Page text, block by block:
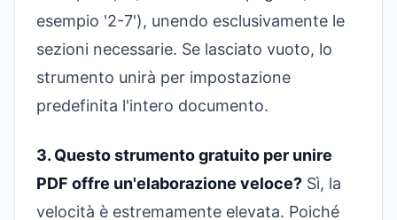
esempio '2-7'), unendo esclusivamente le
sezioni necessarie. Se lasciato vuoto, lo
strumento unirà per impostazione
predefinita l'intero documento.
3. Questo strumento gratuito per unire
PDF offre un'elaborazione veloce? Sì, la
velocità è estremamente elevata. Poiché